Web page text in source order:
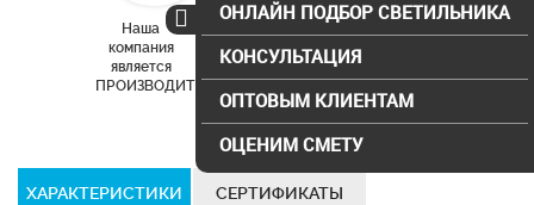
Наша
компания
является
ПРОИЗВОДИТЕЛЕМ
расчет
освещения
московской
ХАРАКТЕРИСТИКИ СЕРТИФИКАТЫ
ОНЛАЙН ПОДБОР СВЕТИЛЬНИКА
КОНСУЛЬТАЦИЯ
ОПТОВЫМ КЛИЕНТАМ
ОЦЕНИМ СМЕТУ